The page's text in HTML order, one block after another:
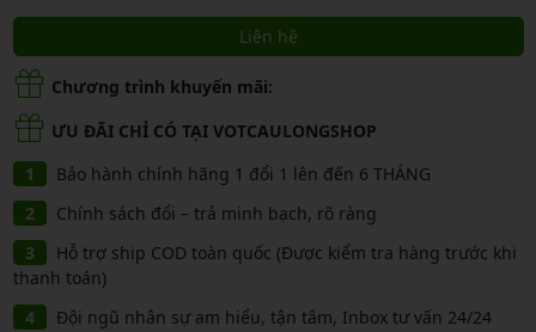
Liên hệ
Chương trình khuyến mãi:
ƯU ĐÃI CHỈ CÓ TẠI VOTCAULONGSHOP
Bảo hành chính hãng 1 đổi 1 lên đến 6 THÁNG
Chính sách đổi – trả minh bạch, rõ ràng
Hỗ trợ ship COD toàn quốc (Được kiểm tra hàng trước khi
thanh toán)
Đội ngũ nhân sự am hiểu, tận tâm, Inbox tư vấn 24/24